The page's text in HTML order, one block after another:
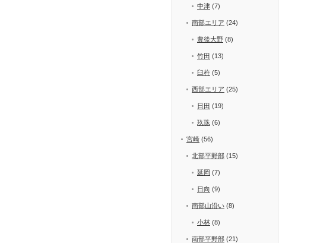
中津 (7)
南部エリア (24)
豊後大野 (8)
竹田 (13)
臼杵 (5)
西部エリア (25)
日田 (19)
玖珠 (6)
宮崎 (56)
北部平野部 (15)
延岡 (7)
日向 (9)
南部山沿い (8)
小林 (8)
南部平野部 (21)